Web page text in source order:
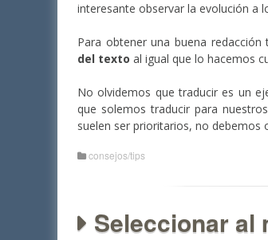
interesante observar la evolución a
Para obtener una buena redacción
del texto al igual que lo hacemos
No olvidemos que traducir es un
que solemos traducir para
suelen ser prioritarios, no
consejos/tips
Seleccionar al